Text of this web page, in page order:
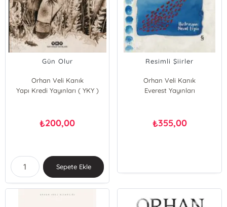
Gün Olur
Orhan Veli Kanık
Yapı Kredi Yayınları ( YKY )
₺200,00
Sepete Ekle
Resimli Şiirler
Orhan Veli Kanık
Everest Yayınları
₺355,00